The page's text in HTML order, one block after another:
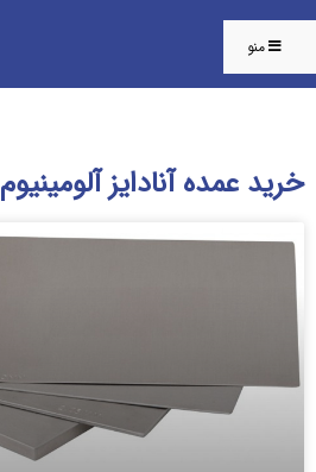
منو
خرید عمده آنادایز آلومینیوم